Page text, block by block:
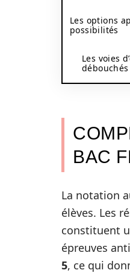
Les options
possibilités
Les voies
débouchés
BAC
La notation
élèves. Les
constituent
épreuves
5, ce qui